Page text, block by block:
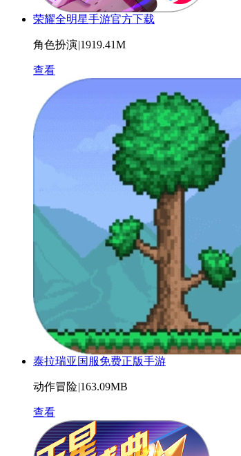
荣耀全明星手游官方下载
角色扮演|1919.41M
查看
泰拉瑞亚国服免费正版手游
动作冒险|163.09MB
查看